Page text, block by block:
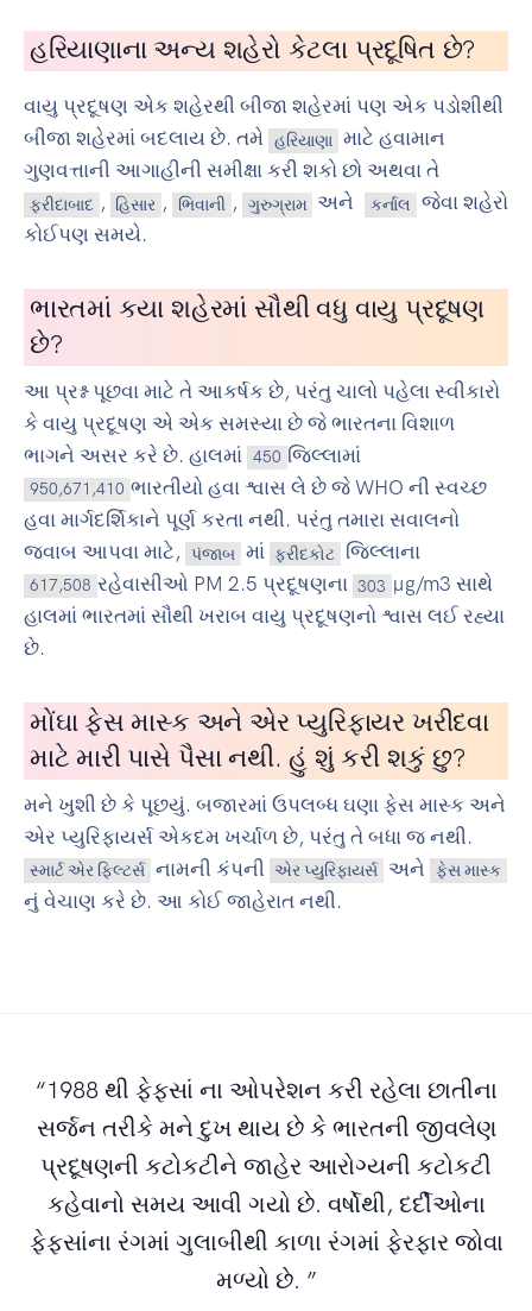
હરિયાણાના અન્ય શહેરો કેટલા પ્રદૂષિત છે?
વાયુ પ્રદૂષણ એક શહેરથી બીજા શહેરમાં પણ એક પડોશીથી
બીજા શહેરમાં બદલાય છે. તમે હરિયાણા
માટે હવામાન
ગુણવત્તાની આગાહીની સમીક્ષા કરી શકો છો અથવા તે
ફરીદાબાદ , હિસાર , ભિવાની , ગુરુગ્રામ અને કર્નાલ
જેવા શહેરો
કોઈપણ સમયે.
ભારતમાં કયા શહેરમાં સૌથી વધુ વાયુ પ્રદૂષણ
છે?
આ પ્રશ્ન પૂછવા માટે તે આકર્ષક છે, પરંતુ ચાલો પહેલા સ્વીકારો
કે વાયુ પ્રદૂષણ એ એક સમસ્યા છે જે ભારતના વિશાળ
ભાગને અસર કરે છે. હાલમાં 450 જિલ્લામાં
950,671,410 ભારતીયો હવા શ્વાસ લે છે જે WHO ની સ્વચ્છ
હવા માર્ગદર્શિકાને પૂર્ણ કરતા નથી. પરંતુ તમારા સવાલનો
જવાબ આપવા માટે,
પંજાબ માં ફરીદકોટ જિલ્લાના
617,508 રહેવાસીઓ PM 2.5 પ્રદૂષણના 303 µg/m3 સાથે
હાલમાં ભારતમાં સૌથી ખરાબ વાયુ પ્રદૂષણનો શ્વાસ લઈ રહ્યા
છે.
મોંઘા ફેસ માસ્ક અને એર પ્યુરિફાયર ખરીદવા
માટે મારી પાસે પૈસા નથી. હું શું કરી શકું છુ?
મને ખુશી છે કે પૂછયું. બજારમાં ઉપલબ્ધ ઘણા ફેસ માસ્ક અને
એર પ્યુરિફાયર્સ એકદમ ખર્ચાળ છે, પરંતુ તે બધા જ નથી.
સ્માર્ટ એર ફિલ્ટર્સ નામની કંપની એર પ્યુરિફાયર્સ અને ફેસ માસ્ક
નું વેચાણ કરે છે. આ કોઈ જાહેરાત નથી.
“1988 થી ફેફસાં ના ઓપરેશન કરી રહેલા છાતીના
સર્જન તરીકે મને દુખ થાય છે કે ભારતની જીવલેણ
પ્રદૂષણની કટોકટીને જાહેર આરોગ્યની કટોકટી
કહેવાનો સમય આવી ગયો છે. વર્ષોથી, દર્દીઓના
ફેફસાંના રંગમાં ગુલાબીથી કાળા રંગમાં ફેરફાર જોવા
મળ્યો છે. ”